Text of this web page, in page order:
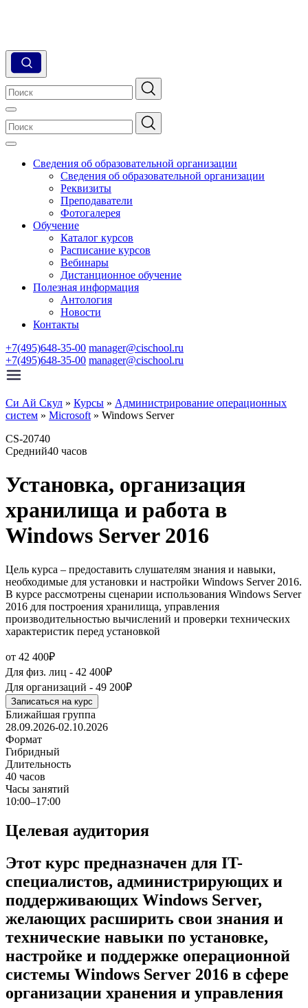
Сведения об образовательной организации
Сведения об образовательной организации
Реквизиты
Преподаватели
Фотогалерея
Обучение
Каталог курсов
Расписание курсов
Вебинары
Дистанционное обучение
Полезная информация
Антология
Новости
Контакты
+7(495)648-35-00 manager@cischool.ru
+7(495)648-35-00 manager@cischool.ru
Си Ай Скул » Курсы » Администрирование операционных
систем » Microsoft » Windows Server
CS-20740
Средний40 часов
Установка, организация
хранилища и работа в
Windows Server 2016
Цель курса – предоставить слушателям знания и навыки,
необходимые для установки и настройки Windows Server 2016.
В курсе рассмотрены сценарии использования Windows Server
2016 для построения хранилища, управления
производительностью вычислений и проверки технических
характеристик перед установкой
от 42 400₽
Для физ. лиц - 42 400₽
Для организаций - 49 200₽
Записаться на курс
Ближайшая группа
28.09.2026-02.10.2026
Формат
Гибридный
Длительность
40 часов
Часы занятий
10:00–17:00
Целевая аудитория
Этот курс предназначен для IT-
специалистов, администрирующих и
поддерживающих Windows Server,
желающих расширить свои знания и
технические навыки по установке,
настройке и поддержке операционной
системы Windows Server 2016 в сфере
организации хранения и управления